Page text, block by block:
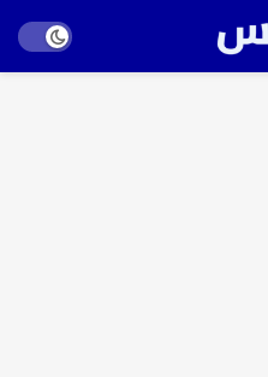
mode